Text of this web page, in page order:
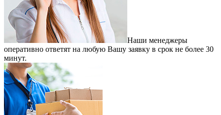
Наши менеджеры
оперативно ответят на любую Вашу заявку в срок не более 30
минут.